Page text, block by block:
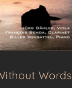
Words